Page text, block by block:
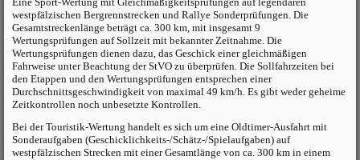
westpfälzischen Bergrennstrecken und Rallye Sonderprüfungen. Die
Gesamtstreckenlänge beträgt ca. 300 km, mit insgesamt 9
Wertungsprüfungen auf Sollzeit mit bekannter Zeitnahme. Die
Wertungsprüfungen dienen dazu, das Geschick einer gleichmäßigen
Fahrweise unter Beachtung der StVO zu überprüfen. Die Sollfahrzeiten bei
den Etappen und den Wertungsprüfungen entsprechen einer
Durchschnittsgeschwindigkeit von maximal 49 km/h.Es gibt weder geheime
Zeitkontrollen noch unbesetzte Kontrollen.
Bei der Touristik-Wertung handelt es sich um eine Oldtimer-Ausfahrt mit
Sonderaufgaben (Geschicklichkeits-/Schätz-/Spielaufgaben) auf
westpfälzischen Strecken mit einer Gesamtlänge von ca. 300 km in einem